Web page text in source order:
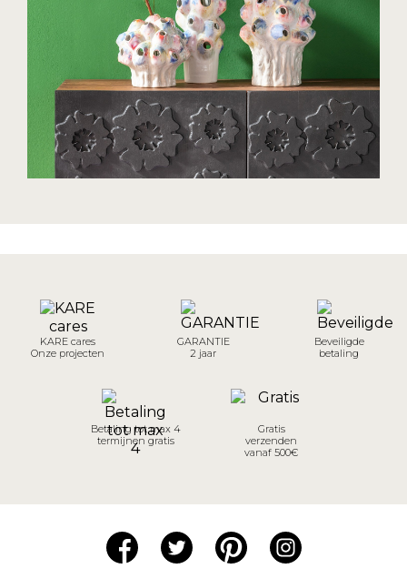
KARE cares
Onze projecten
GARANTIE
2 jaar
Beveiligde
betaling
Betaling tot max 4
termijnen gratis
Gratis
verzenden
vanaf 500€